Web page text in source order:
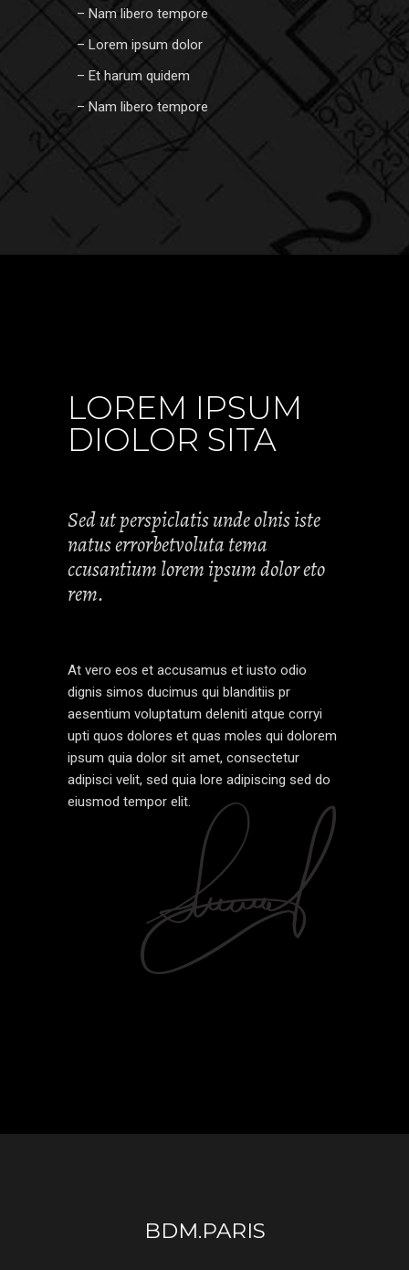
– Nam libero tempore
– Lorem ipsum dolor
– Et harum quidem
– Nam libero tempore
LOREM IPSUM
DIOLOR SITA
Sed ut perspiclatis unde olnis iste
natus errorbetvoluta tema
ccusantium lorem ipsum dolor eto
rem.
At vero eos et accusamus et iusto odio
dignis simos ducimus qui blanditiis pr
aesentium voluptatum deleniti atque corryi
upti quos dolores et quas moles qui dolorem
ipsum quia dolor sit amet, consectetur
adipisci velit, sed quia lore adipiscing sed do
eiusmod tempor elit.
BDM.PARIS